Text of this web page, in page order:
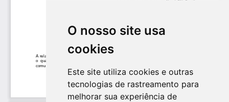
O nosso site usa
cookies
Este site utiliza cookies e outras
tecnologias de rastreamento para
melhorar sua experiência de